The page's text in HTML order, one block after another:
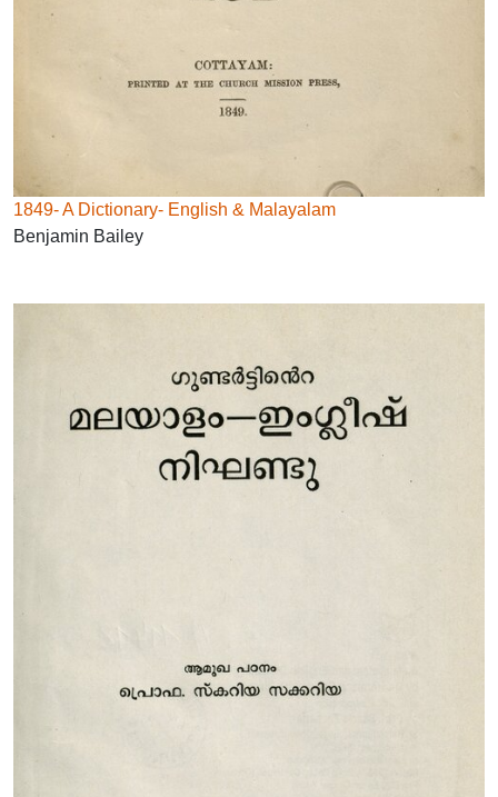
1849- A Dictionary- English & Malayalam
Benjamin Bailey